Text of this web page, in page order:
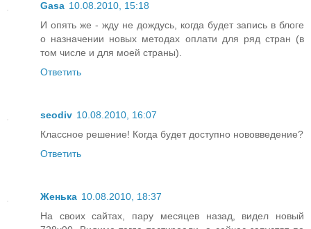
Gasa 10.08.2010, 15:18
И опять же - жду не дождусь, когда будет запись в блоге
о назначении новых методах оплати для ряд стран (в
том числе и для моей страны).
Ответить
seodiv 10.08.2010, 16:07
Классное решение! Когда будет доступно нововведение?
Ответить
Женька 10.08.2010, 18:37
На своих сайтах, пару месяцев назад, видел новый